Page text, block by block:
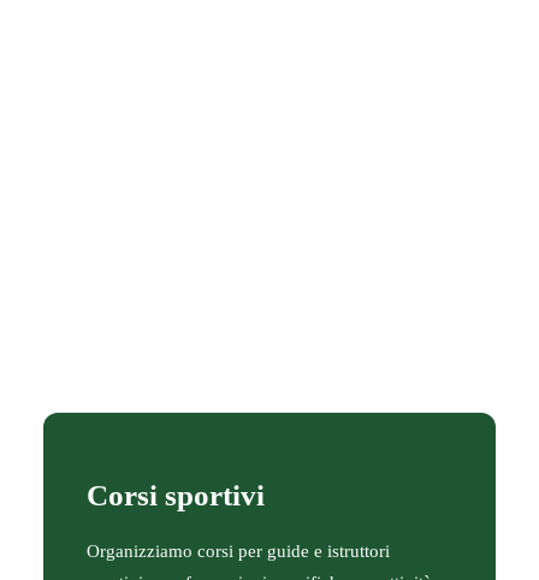
Corsi sportivi
Organizziamo corsi per guide e istruttori